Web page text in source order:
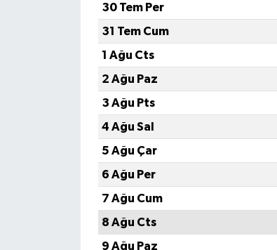
30 Tem Per
31 Tem Cum
1 Ağu Cts
2 Ağu Paz
3 Ağu Pts
4 Ağu Sal
5 Ağu Çar
6 Ağu Per
7 Ağu Cum
8 Ağu Cts
9 Ağu Paz